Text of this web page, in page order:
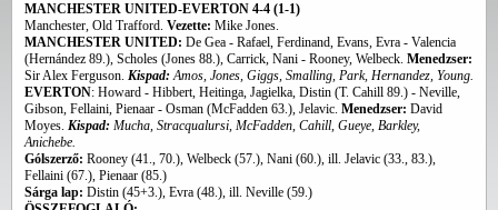
MANCHESTER UNITED-EVERTON 4-4 (1-1)
Manchester, Old Trafford. Vezette: Mike Jones.
MANCHESTER UNITED: De Gea - Rafael, Ferdinand, Evans, Evra - Valencia
(Hernández 89.), Scholes (Jones 88.), Carrick, Nani - Rooney, Welbeck. Menedzser:
Sir Alex Ferguson. Kispad: Amos, Jones, Giggs, Smalling, Park, Hernandez, Young.
EVERTON: Howard - Hibbert, Heitinga, Jagielka, Distin (T. Cahill 89.) - Neville,
Gibson, Fellaini, Pienaar - Osman (McFadden 63.), Jelavic. Menedzser: David
Moyes. Kispad: Mucha, Stracqualursi, McFadden, Cahill, Gueye, Barkley,
Anichebe.
Gólszerző: Rooney (41., 70.), Welbeck (57.), Nani (60.), ill. Jelavic (33., 83.),
Fellaini (67.), Pienaar (85.)
Sárga lap: Distin (45+3.), Evra (48.), ill. Neville (59.)